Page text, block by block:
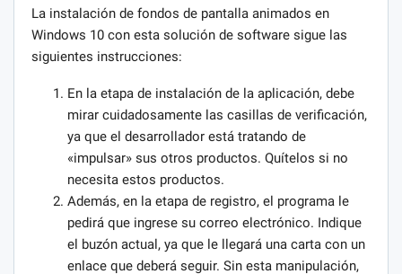
La instalación de fondos de pantalla animados en
Windows 10 con esta solución de software sigue las
siguientes instrucciones:
En la etapa de instalación de la aplicación, debe
mirar cuidadosamente las casillas de verificación,
ya que el desarrollador está tratando de
«impulsar» sus otros productos. Quítelos si no
necesita estos productos.
Además, en la etapa de registro, el programa le
pedirá que ingrese su correo electrónico. Indique
el buzón actual, ya que le llegará una carta con un
enlace que deberá seguir. Sin esta manipulación,